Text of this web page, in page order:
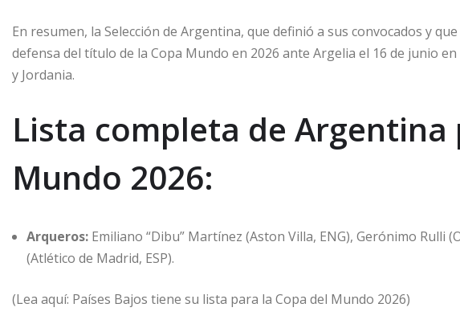
En resumen, la Selección de Argentina, que definió a sus convocados y
defensa del título de la Copa Mundo en 2026 ante Argelia el 16 de junio
y Jordania.
Lista completa de Argentina
Mundo 2026:
Arqueros: Emiliano “Dibu” Martínez (Aston Villa, ENG), Gerónimo Rulli
(Atlético de Madrid, ESP).
(Lea aquí: Países Bajos tiene su lista para la Copa del Mundo 2026)